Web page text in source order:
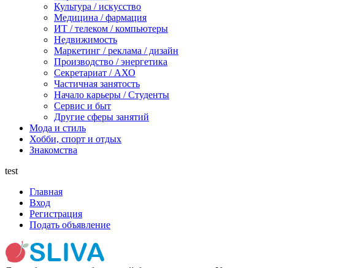
Культура / искусство
Медицина / фармация
ИТ / телеком / компьютеры
Недвижимость
Маркетинг / реклама / дизайн
Производство / энергетика
Секретариат / АХО
Частичная занятость
Начало карьеры / Студенты
Сервис и быт
Другие сферы занятий
Мода и стиль
Хобби, спорт и отдых
Знакомства
test
Главная
Вход
Регистрация
Подать объявление